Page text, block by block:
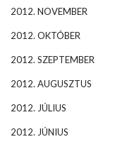
2012. NOVEMBER
2012. OKTÓBER
2012. SZEPTEMBER
2012. AUGUSZTUS
2012. JÚLIUS
2012. JÚNIUS